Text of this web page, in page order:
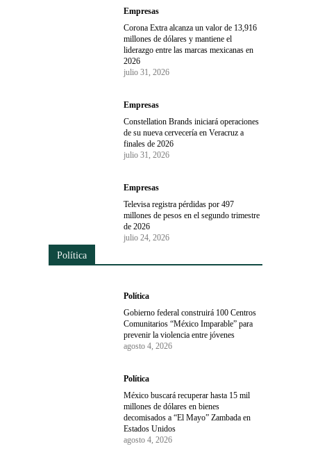
Empresas
Corona Extra alcanza un valor de 13,916
millones de dólares y mantiene el
liderazgo entre las marcas mexicanas en
2026
julio 31, 2026
Empresas
Constellation Brands iniciará operaciones
de su nueva cervecería en Veracruz a
finales de 2026
julio 31, 2026
Empresas
Televisa registra pérdidas por 497
millones de pesos en el segundo trimestre
de 2026
julio 24, 2026
Política
Política
Gobierno federal construirá 100 Centros
Comunitarios “México Imparable” para
prevenir la violencia entre jóvenes
agosto 4, 2026
Política
México buscará recuperar hasta 15 mil
millones de dólares en bienes
decomisados a “El Mayo” Zambada en
Estados Unidos
agosto 4, 2026